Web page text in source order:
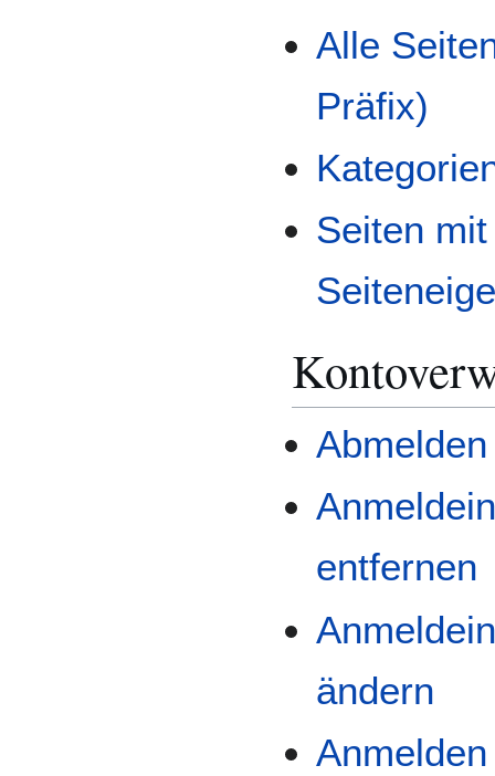
Alle
Präfix)
Seiten
Abmelden
entfernen
ändern
Anmelden